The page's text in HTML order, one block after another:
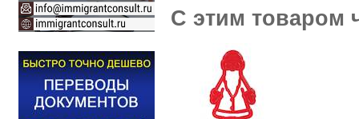
С этим товаром